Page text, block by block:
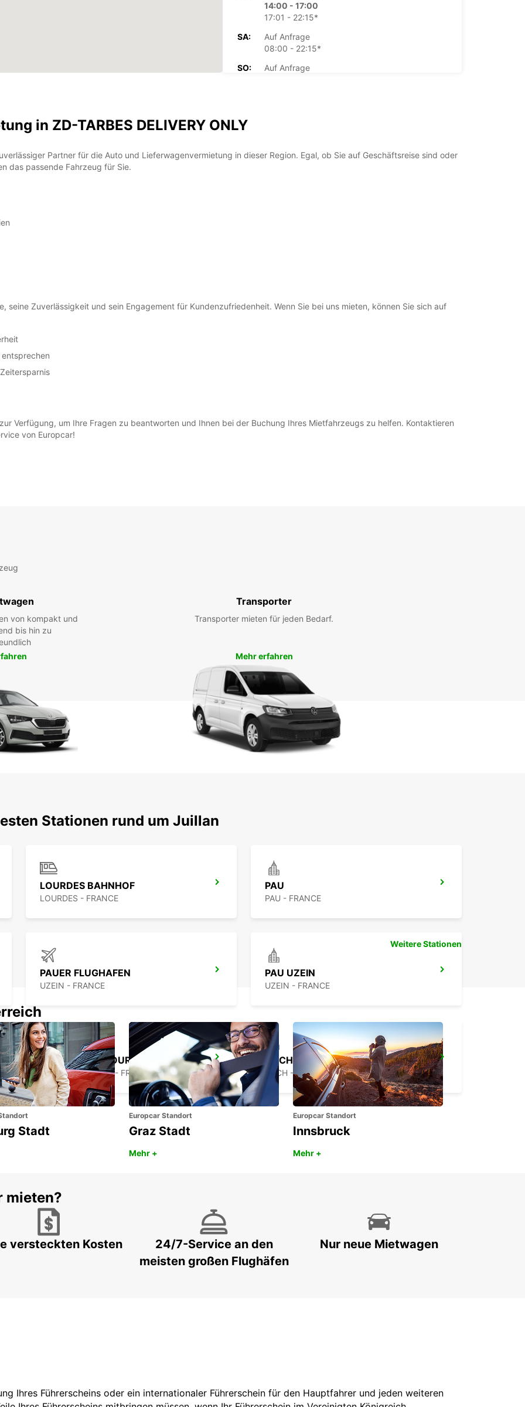
14:00 - 17:00
17:01 - 22:15*
SA:
Auf Anfrage
08:00 - 22:15*
SO:
Auf Anfrage
Anfragen können nur innerhalb der Standard-
Öffnungszeiten bearbeitet werden. Öffnungszeiten an
in ZD-TARBES DELIVERY ONLY
Partner für die Auto und Lieferwagenvermietung in dieser Region. Egal, ob Sie auf Geschäftsreise sind oder
das passende Fahrzeug für Sie.
seine Zuverlässigkeit und sein Engagement für Kundenzufriedenheit. Wenn Sie bei uns mieten, können Sie sich auf
Verfügung, um Ihre Fragen zu beantworten und Ihnen bei der Buchung Ihres Mietfahrzeugs zu helfen. Kontaktieren
von Europcar!
von kompakt und
bis hin zu
Transporter
Transporter mieten für jeden Bedarf.
Mehr erfahren
Stationen rund um Juillan
LOURDES BAHNHOF
LOURDES - FRANCE
PAU
PAU - FRANCE
PAUER FLUGHAFEN
UZEIN - FRANCE
PAU UZEIN
UZEIN - FRANCE
AIRE-SUR-L'ADOUR
AIRE SUR L'ADOUR - FRANCE
AUCH
AUCH - FRANCE
Weitere Stationen
Stadt
Europcar Standort
Graz Stadt
Mehr +
Europcar Standort
Innsbruck
Mehr +
mieten?
versteckten Kosten
24/7-Service an den
meisten großen Flughäfen
Nur neue Mietwagen
Ihres Führerscheins oder ein internationaler Führerschein für den Hauptfahrer und jeden weiteren